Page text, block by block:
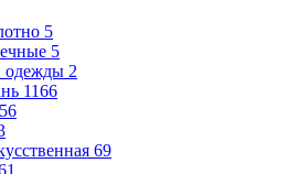
5
5
одежды 2
1166
69